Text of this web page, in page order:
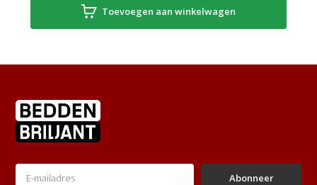
Toevoegen aan winkelwagen
Abonneer